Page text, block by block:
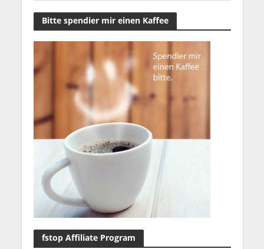
Bitte spendier mir einen Kaffee
fstop Affiliate Program